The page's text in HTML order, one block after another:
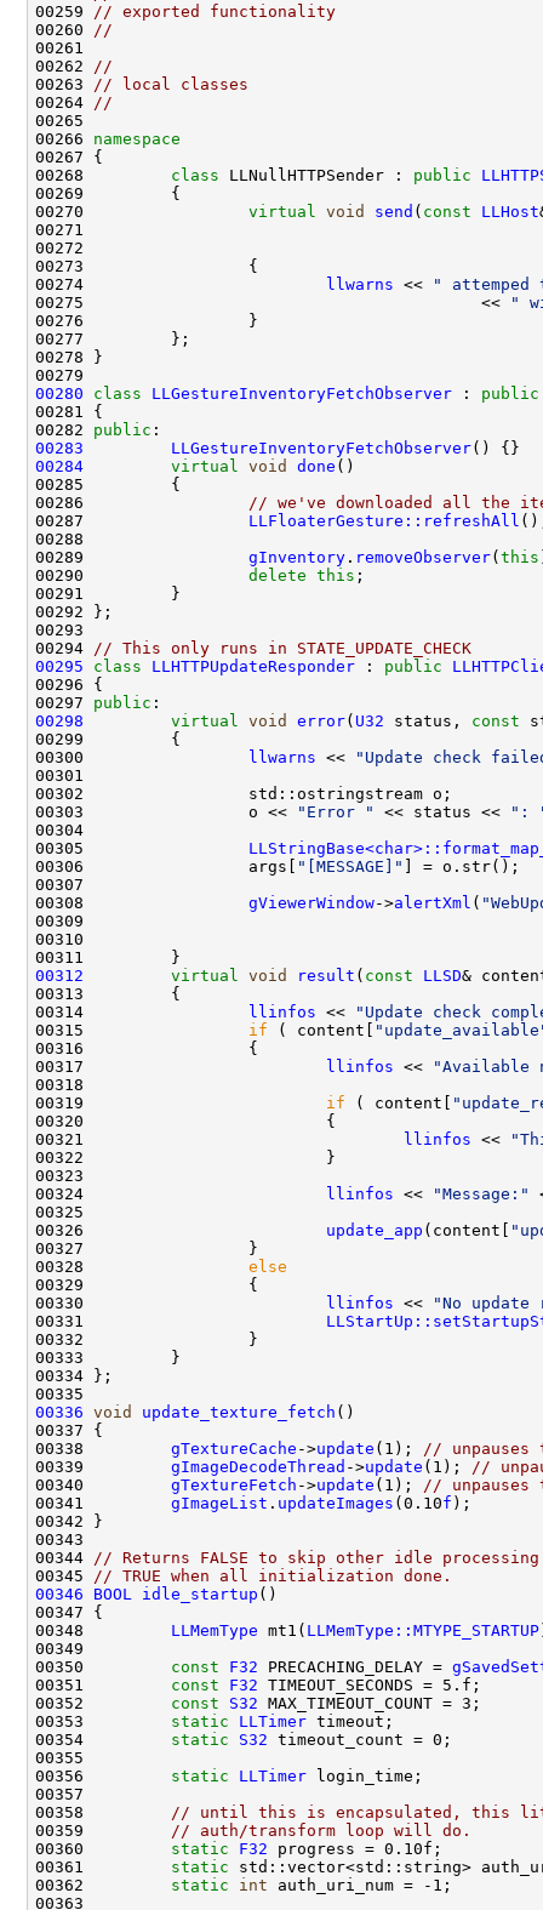
00259
// exported functionality
00260
//
00262
//
00263
// local classes
00264
//
00266 namespace
00267
00268 class LLNullHTTPSender : public
00270 virtual void send ( const
LLHost
00273
00274
llwarns <<
" attemped
00275                                         <<
"
00280
class LLGestureInventoryFetchObserver : public
00282 public
00283
LLGestureInventoryFetchObserver
00284
virtual void done
00286
// we've downloaded all the
00287 LLFloaterGesture::refreshAll
00289 gInventory . removeObserver( this
00290 delete this
00294
// This only runs in STATE_UPDATE_CHECK
00295
class LLHTTPUpdateResponder : public
00297 public
00298
virtual void error( U32 status, const
00300
llwarns <<
"Update check
00303                 o <<
"Error " << status <<
":
00305
00306                 args[
"[MESSAGE]"
00308 gViewerWindow->alertXml (
00312
virtual void result ( const
LLSD
00314
llinfos <<
"Update check
00315 if ( content[
00317
llinfos <<
"Available
00319 if ( content[
00321
llinfos <<
00324
llinfos << "Message:"
00326 update_app (content[
00328 else
00330
llinfos <<
"No update
00331
00336 void update_texture_fetch
00338 gTextureCache ->update (1);
// unpauses
00339 gImageDecodeThread ->update (1);
//
00340 gTextureFetch ->update (1);
//
00341 gImageList . updateImages (0.10f
00344
// Returns FALSE to skip other idle
00345
// TRUE when all initialization done.
00346
BOOL idle_startup
00348 LLMemType mt1( LLMemType::MTYPE_STARTUP
00350 const F32 PRECACHING_DELAY =
00351 const F32
00352 const S32
00353 static LLTimer
00354 static S32
00356 static LLTimer
00358
// until this is encapsulated, this
00359
// auth/transform loop will do.
00360 static F32
00361 static
00362 static int